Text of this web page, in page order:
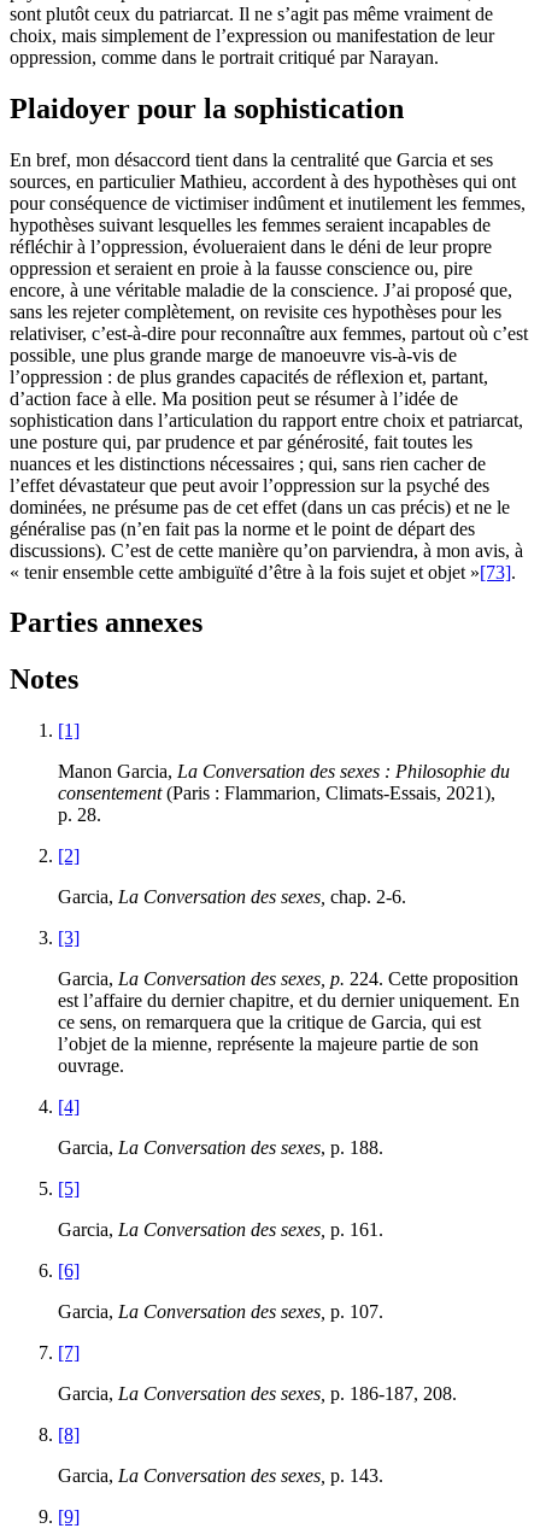
sont plutôt ceux du patriarcat. Il ne s’agit pas même vraiment de
choix, mais simplement de l’expression ou manifestation de leur
oppression, comme dans le portrait critiqué par Narayan.
Plaidoyer pour la sophistication
En bref, mon désaccord tient dans la centralité que Garcia et ses
sources, en particulier Mathieu, accordent à des hypothèses qui ont
pour conséquence de victimiser indûment et inutilement les femmes,
hypothèses suivant lesquelles les femmes seraient incapables de
réfléchir à l’oppression, évolueraient dans le déni de leur propre
oppression et seraient en proie à la fausse conscience ou, pire
encore, à une véritable maladie de la conscience. J’ai proposé que,
sans les rejeter complètement, on revisite ces hypothèses pour les
relativiser, c’est-à-dire pour reconnaître aux femmes, partout où c’est
possible, une plus grande marge de manoeuvre vis-à-vis de
l’oppression : de plus grandes capacités de réflexion et, partant,
d’action face à elle. Ma position peut se résumer à l’idée de
sophistication dans l’articulation du rapport entre choix et patriarcat,
une posture qui, par prudence et par générosité, fait toutes les
nuances et les distinctions nécessaires ; qui, sans rien cacher de
l’effet dévastateur que peut avoir l’oppression sur la psyché des
dominées, ne présume pas de cet effet (dans un cas précis) et ne le
généralise pas (n’en fait pas la norme et le point de départ des
discussions). C’est de cette manière qu’on parviendra, à mon avis, à
« tenir ensemble cette ambiguïté d’être à la fois sujet et objet »[73].
Parties annexes
Notes
[1]
Manon Garcia, La Conversation des sexes : Philosophie du
consentement(Paris : Flammarion, Climats-Essais, 2021),
p. 28.
[2]
Garcia, La Conversation des sexes, chap. 2‑6.
[3]
Garcia, La Conversation des sexes, p. 224. Cette proposition
est l’affaire du dernier chapitre, et du dernier uniquement. En
ce sens, on remarquera que la critique de Garcia, qui est
l’objet de la mienne, représente la majeure partie de son
ouvrage.
[4]
Garcia, La Conversation des sexes, p. 188.
[5]
Garcia, La Conversation des sexes, p. 161.
[6]
Garcia, La Conversation des sexes, p. 107.
[7]
Garcia, La Conversation des sexes, p. 186‑187, 208.
[8]
Garcia, La Conversation des sexes, p. 143.
[9]